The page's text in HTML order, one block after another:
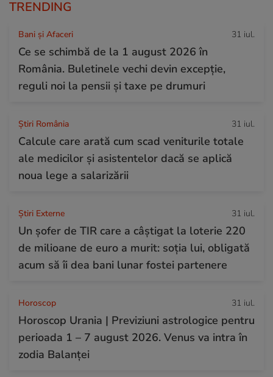
TRENDING
Bani și Afaceri 31 iul.
Ce se schimbă de la 1 august 2026 în
România. Buletinele vechi devin excepție,
reguli noi la pensii și taxe pe drumuri
Știri România 31 iul.
Calcule care arată cum scad veniturile totale
ale medicilor și asistentelor dacă se aplică
noua lege a salarizării
Știri Externe 31 iul.
Un șofer de TIR care a câștigat la loterie 220
de milioane de euro a murit: soția lui, obligată
acum să îi dea bani lunar fostei partenere
Horoscop 31 iul.
Horoscop Urania | Previziuni astrologice pentru
perioada 1 – 7 august 2026. Venus va intra în
zodia Balanței